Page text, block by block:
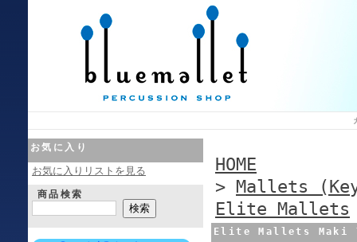
お気に入り
お気に入りリストを見る
商品検索
HOME
> Mallets
Elite Mallets
Elite Mallets Maki